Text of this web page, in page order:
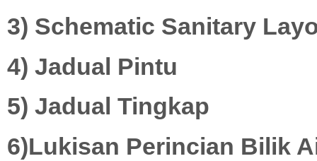
3) Schematic Sanitary
4) Jadual Pintu
5) Jadual Tingkap
6)Lukisan Perincian Bilik